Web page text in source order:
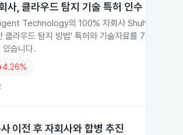
, 클라우드 탐지 기술 특허 인수
Technology의 100% 자회사 Shuhai Tianjin
클라우드 탐지 방법' 특허와 기술자료를 700만 위
있습니다.
이전 후 자회사와 합병 추진